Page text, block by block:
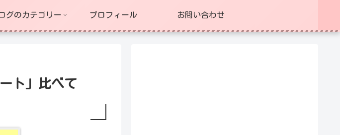
グのカテゴリー プロフィール お問い合わせ
ト」比べて